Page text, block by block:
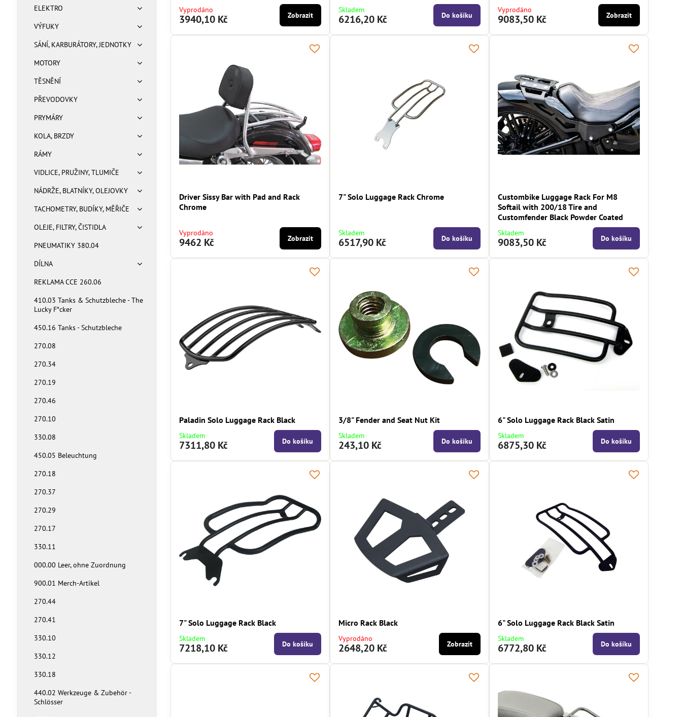
Vyprodáno
3940,10 Kč Zobrazit
Skladem
6216,20 Kč Do košíku
Vyprodáno
9083,50 Kč Zobrazit
Driver Sissy Bar with Pad and Rack
Chrome
Vyprodáno
9462 Kč Zobrazit
7" Solo Luggage Rack Chrome
Skladem
6517,90 Kč Do košíku
Custombike Luggage Rack For M8
Softail with 200/18 Tire and
Customfender Black Powder Coated
Skladem
9083,50 Kč Do košíku
Paladin Solo Luggage Rack Black
Skladem
7311,80 Kč Do košíku
3/8" Fender and Seat Nut Kit
Skladem
243,10 Kč Do košíku
6" Solo Luggage Rack Black Satin
Skladem
6875,30 Kč Do košíku
7" Solo Luggage Rack Black
Skladem
7218,10 Kč Do košíku
Micro Rack Black
Vyprodáno
2648,20 Kč Zobrazit
6" Solo Luggage Rack Black Satin
Skladem
6772,80 Kč Do košíku
ELEKTRO
VÝFUKY
SÁNÍ, KARBURÁTORY, JEDNOTKY
MOTORY
TĚSNĚNÍ
PŘEVODOVKY
PRYMÁRY
KOLA, BRZDY
RÁMY
VIDLICE, PRUŽINY, TLUMIČE
NÁDRŽE, BLATNÍKY, OLEJOVKY
TACHOMETRY, BUDÍKY, MĚŘIČE
OLEJE, FILTRY, ČISTIDLA
PNEUMATIKY 380.04
DÍLNA
REKLAMA CCE 260.06
410.03 Tanks & Schutzbleche - The
Lucky F*cker
450.16 Tanks - Schutzbleche
270.08
270.34
270.19
270.46
270.10
330.08
450.05 Beleuchtung
270.18
270.37
270.29
270.17
330.11
000.00 Leer, ohne Zuordnung
900.01 Merch-Artikel
270.44
270.41
330.10
330.12
330.18
440.02 Werkzeuge & Zubehör -
Schlösser